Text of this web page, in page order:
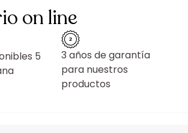
on line
5
3 años de garantía
para nuestros
productos